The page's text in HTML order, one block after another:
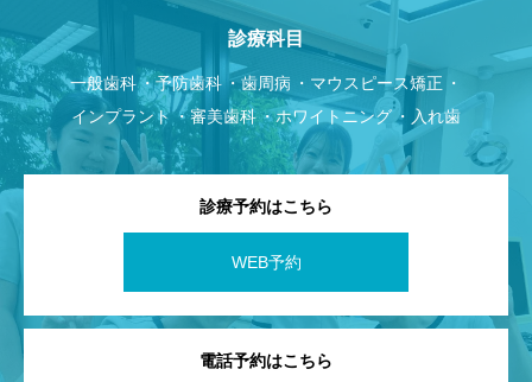
診療科目
一般歯科 予防歯科 歯周病
マウスピース矯正
インプラント
審美歯科 ホワイトニング 入れ歯
診療予約はこちら
WEB予約
電話予約はこちら